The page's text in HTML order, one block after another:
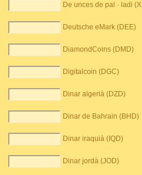
De unces de pal · ladi
Deutsche eMark (DEE)
DiamondCoins (DMD)
Digitalcoin (DGC)
Dinar algerià (DZD)
Dinar de Bahrain (BHD)
Dinar iraquià (IQD)
Dinar jordà (JOD)